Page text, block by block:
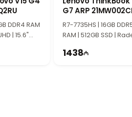
DDR4 RAM
| 15.6"
G7 ARP
R7-7735HS | 16GB
RAM | 512GB SSD |
1438